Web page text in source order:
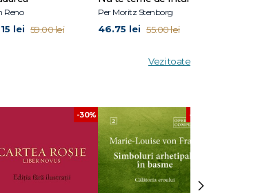
Reno
lei 59.00 lei
Per Moritz Stenborg
46.75 lei 55.00 lei
Vezi toate
-30% -30%
›